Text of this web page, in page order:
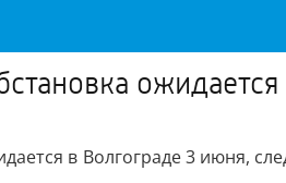
в Волгограде 3 июня,